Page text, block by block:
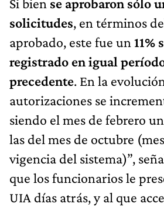
Si bien se aprobaron sólo
solicitudes, en términos
aprobado, este fue un 11%
registrado en igual
precedente. En la
autorizaciones se
siendo el mes de febrero
las del mes de octubre
vigencia del sistema)”,
que los funcionarios le
UIA días atrás, y al que